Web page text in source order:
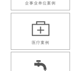
企事业单位案例
医疗案例